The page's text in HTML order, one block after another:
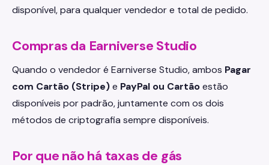
disponível, para qualquer vendedor e total de pedido.
Compras da Earniverse Studio
Quando o vendedor é Earniverse Studio, ambos Pagar
com Cartão (Stripe)e PayPal ou Cartãoestão
disponíveis por padrão, juntamente com os dois
métodos de criptografia sempre disponíveis.
Por que não há taxas de gás